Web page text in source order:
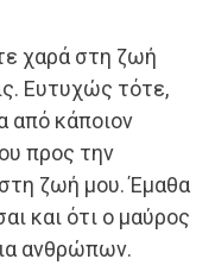
χαρά στη ζωή
Ευτυχώς τότε,
από κάποιον
προς την
ζωή μου. Έμαθα
και ότι ο μαύρος
ανθρώπων.